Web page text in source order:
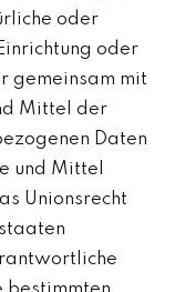
oder
oder
gemeinsam mit
Mittel der
Daten
und Mittel
Unionsrecht